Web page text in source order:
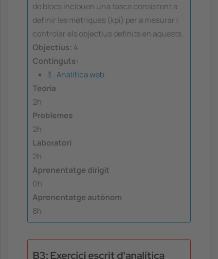
de blocs inclouen una tasca consistent a
definir les mètriques (kpi) per a mesurar i
controlar els objectius definits en aquests.
Objectius: 4
Continguts:
3 . Analítica web.
Teoria
2h
Problemes
2h
Laboratori
2h
Aprenentatge dirigit
0h
Aprenentatge autònom
8h
B3: Exercici escrit d'analítica